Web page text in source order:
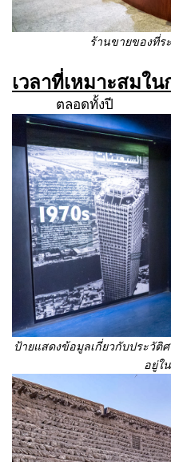
ร้านขายของที่
เวลาที่เหมาะสมใน
ตลอดทั้งปี
ป้ายแสดงข้อมูลเกี่ยวกับประวัติ
อยู่ใ